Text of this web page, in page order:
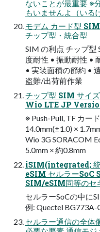
ないことが最重要 ※
もいませんよ（いる
モデム カード型
チップ型・統合型
SIM の利点 チップ型
度耐性 • 振動耐性 •
• 実装面積の節約 •
盗難/出荷前作業
チップ型 SIM サイ
Wio LTE JP
※ Push-Pull, TF カー
14.0mm(±1.0) ×
Wio 3G SORACOM
5.0mm × 約0.8mm
iSIM(integrated; 統
eSIM セルラーSoC
SIM/eSIM同等のセ
セルラーSoCの中に
例: Quectel BG773A-
セルラー通信の全体